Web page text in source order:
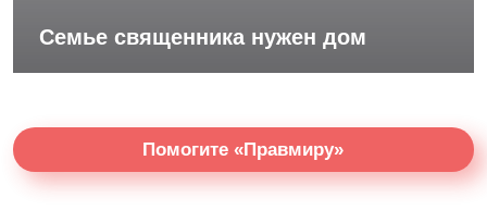
Семье священника нужен дом
Помогите «Правмиру»